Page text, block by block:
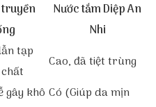
Nước tắm Diệp An
Nhi
tạp
Cao, đã tiệt trùng
gây khô Có (Giúp da mịn